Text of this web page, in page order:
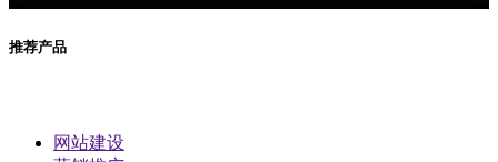
推荐产品
网站建设